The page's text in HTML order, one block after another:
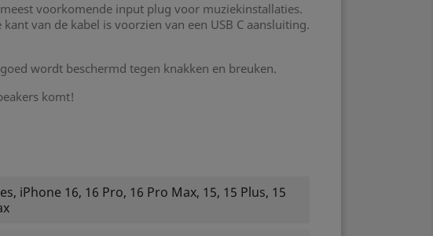
voorkomende input plug voor muziekinstallaties.
van de kabel is voorzien van een USB C aansluiting.
wordt beschermd tegen knakken en breuken.
komt!
iPhone 16, 16 Pro, 16 Pro Max, 15, 15 Plus, 15